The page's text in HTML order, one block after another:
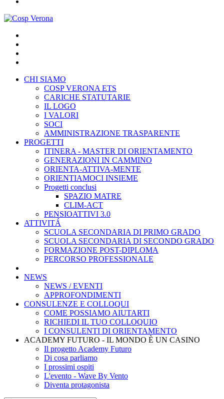
CHI SIAMO
COSP VERONA ETS
CARICHE STATUTARIE
IL LOGO
I VALORI
SOCI
AMMINISTRAZIONE TRASPARENTE
PROGETTI
ITINERA - MASTER DI ORIENTAMENTO
GENERAZIONI IN CAMMINO
ORIENTA-ATTIVA-MENTE
ORIENTIAMOCI INSIEME
Progetti conclusi
SPAZIO MATRE
CLIM-ACT
PENSIOATTIVI 3.0
ATTIVITÁ
SCUOLA SECONDARIA DI PRIMO GRADO
SCUOLA SECONDARIA DI SECONDO GRADO
FORMAZIONE POST-DIPLOMA
PERCORSO PROFESSIONALE
NEWS
NEWS / EVENTI
APPROFONDIMENTI
CONSULENZE E COLLOQUI
COME POSSIAMO AIUTARTI
RICHIEDI IL TUO COLLOQUIO
I CONSULENTI DI ORIENTAMENTO
ACADEMY FUTURO - IL MONDO È UN CASINO
Il progetto Academy Futuro
Di cosa parliamo
I prossimi ospiti
L'evento - Wave By Vento
Diventa protagonista